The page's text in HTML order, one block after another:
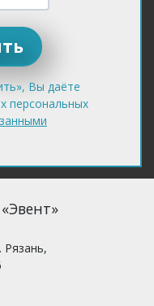
Вы даёте
персональных
Рязань,